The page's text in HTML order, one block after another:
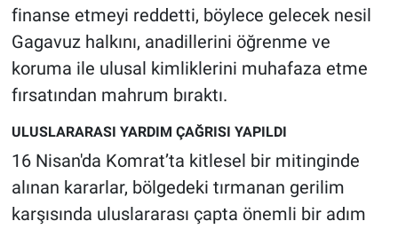
finanse etmeyi reddetti, böylece gelecek nesil
Gagavuz halkını, anadillerini öğrenme ve
koruma ile ulusal kimliklerini muhafaza etme
fırsatından mahrum bıraktı.
ULUSLARARASI YARDIM ÇAĞRISI YAPILDI
16 Nisan'da Komrat’ta kitlesel bir mitinginde
alınan kararlar, bölgedeki tırmanan gerilim
karşısında uluslararası çapta önemli bir adım